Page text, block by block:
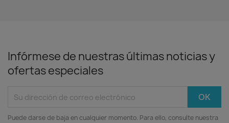
Infórmese de nuestras últimas noticias y
ofertas especiales
Puede darse de baja en cualquier momento. Para ello, consulte nuestra